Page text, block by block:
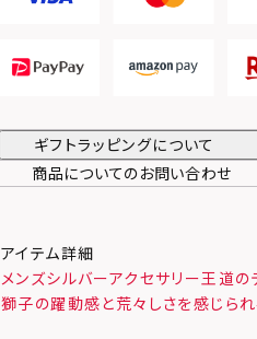
ギフトラッピングについて
商品についてのお問い合わせ
アイテム詳細
メンズシルバーアクセサリー王道の
獅子の躍動感と荒々しさを感じら